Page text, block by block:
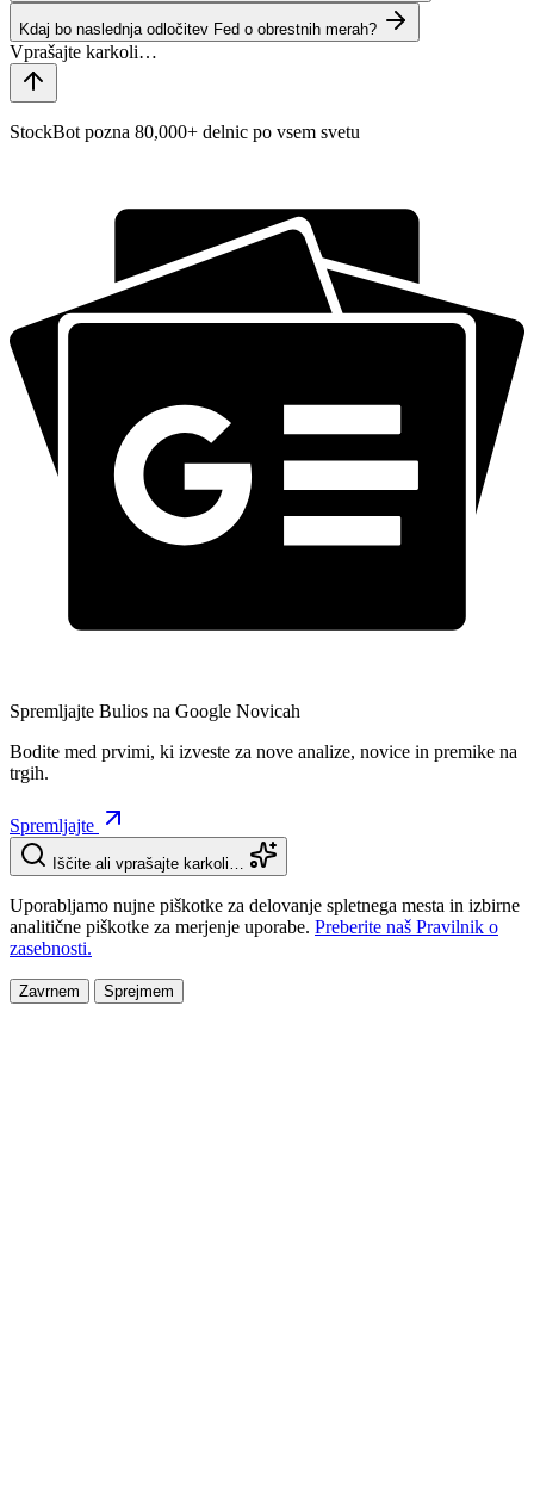
Kdaj bo naslednja odločitev Fed o obrestnih merah?
StockBot pozna 80,000+ delnic po vsem svetu
Spremljajte Bulios na Google Novicah
Bodite med prvimi, ki izveste za nove analize, novice in premike na
trgih.
Spremljajte
Iščite ali vprašajte karkoli…
Uporabljamo nujne piškotke za delovanje spletnega mesta in izbirne
analitične piškotke za merjenje uporabe. Preberite naš Pravilnik o
zasebnosti.
Zavrnem Sprejmem